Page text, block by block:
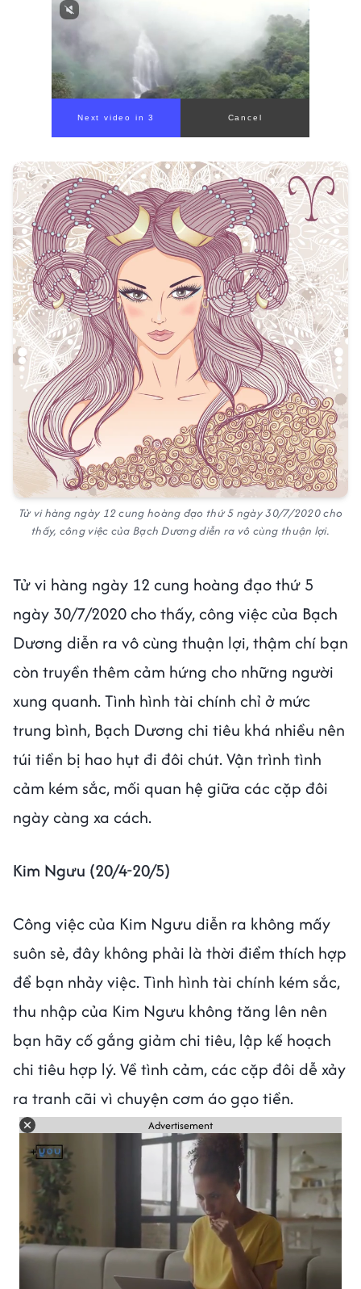
Next video in 1 Cancel
Tử vi hàng ngày 12 cung hoàng đạo thứ 5 ngày 30/7/2020 cho
thấy, công việc của Bạch Dương diễn ra vô cùng thuận lợi.
Tử vi hàng ngày 12 cung hoàng đạo thứ 5
ngày 30/7/2020 cho thấy, công việc của Bạch
Dương diễn ra vô cùng thuận lợi, thậm chí bạn
còn truyền thêm cảm hứng cho những người
xung quanh. Tình hình tài chính chỉ ở mức
trung bình, Bạch Dương chi tiêu khá nhiều nên
túi tiền bị hao hụt đi đôi chút. Vận trình tình
cảm kém sắc, mối quan hệ giữa các cặp đôi
ngày càng xa cách.
Kim Ngưu (20/4-20/5)
Công việc của Kim Ngưu diễn ra không mấy
suôn sẻ, đây không phải là thời điểm thích hợp
để bạn nhảy việc. Tình hình tài chính kém sắc,
thu nhập của Kim Ngưu không tăng lên nên
bạn hãy cố gắng giảm chi tiêu, lập kế hoạch
chi tiêu hợp lý. Về tình cảm, các cặp đôi dễ xảy
ra tranh cãi vì chuyện cơm áo gạo tiền.
Advertisement